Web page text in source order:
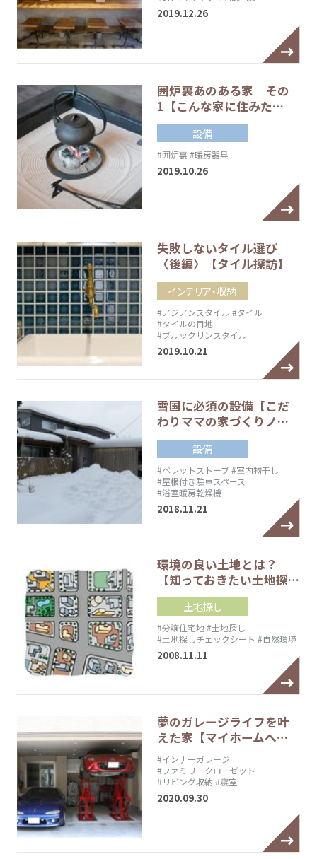
2019.12.26
囲炉裏あのある家 その
1【こんな家に住みた…
設備
#囲炉裏 #暖房器具
2019.10.26
失敗しないタイル選び
〈後編〉【タイル探訪】
インテリア・収納
#アジアンスタイル #タイル
#タイルの目地
#ブルックリンスタイル
2019.10.21
雪国に必須の設備【こだ
わりママの家づくりノ…
設備
#ペレットストーブ#室内物干し
#屋根付き駐車スペース
#浴室暖房乾燥機
2018.11.21
環境の良い土地とは？
【知っておきたい土地探…
土地探し
#分譲住宅地#土地探し
#土地探しチェックシート #自然環境
2008.11.11
夢のガレージライフを叶
えた家【マイホームへ…
#インナーガレージ
#ファミリークローゼット
#リビング収納 #寝室
2020.09.30